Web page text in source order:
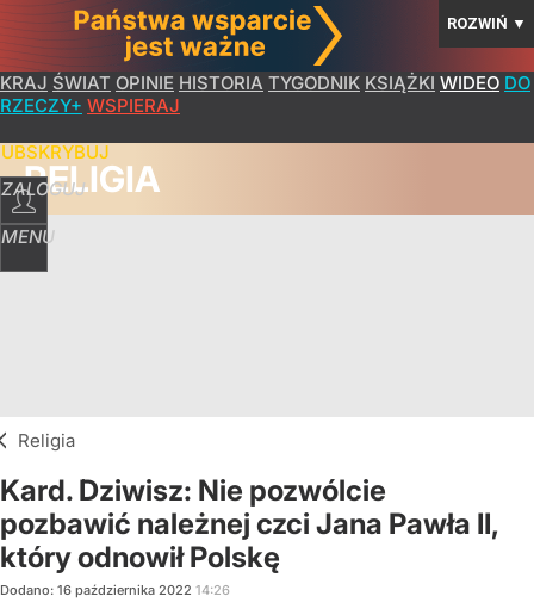
ROZWIŃ ▼
KRAJ ŚWIAT OPINIE HISTORIA TYGODNIK KSIĄŻKI WIDEO DO
RZECZY+ WSPIERAJ
ZALOGUJ
MENU
RELIGIA
Religia
Kard. Dziwisz: Nie pozwólcie
pozbawić należnej czci Jana Pawła II,
który odnowił Polskę
Dodano: 16 października 2022 14:26